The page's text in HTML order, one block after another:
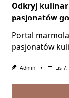
Odkryj
pasjonatów
Portal
pasjonatów
Admin Lis